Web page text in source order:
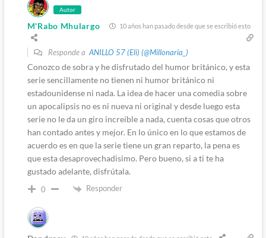
Autor
M'Rabo Mhulargo 10 años han pasado desde que se escribió esto
Responde aANILLO 57 (Eli) (@Millonaria_)
Conozco de sobra y he disfrutado del humor británico, y esta
serie sencillamente no tienen ni humor británico ni
estadounidense ni nada. La idea de hacer una comedia sobre
un apocalipsis no es ni nueva ni original y desde luego esta
serie no le da un giro increíble a nada, cuenta cosas que otros
han contado antes y mejor. En lo único en lo que estamos de
acuerdo es en que la serie tiene un gran reparto, la pena es
que esta desaprovechadisimo. Pero bueno, si a ti te ha
gustado adelante, disfrútala.
0 Responder